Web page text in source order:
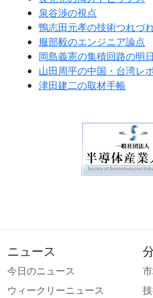
泉谷渉の視点
鴨志田元孝の技術つれづ
服部毅のエンジニア論点
岡島義憲の集積回路の明
山田周平の中国・台湾レ
津田建二の取材手帳
ニュース
今日のニュース
ウィークリーニュース